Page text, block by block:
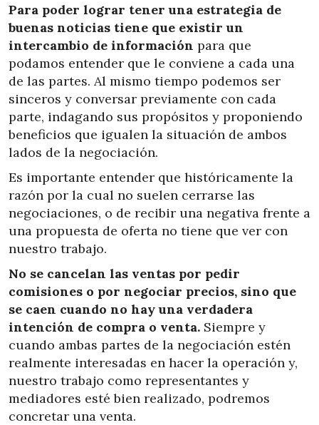
Para poder lograr tener una estrategia de
buenas noticias tiene que existir un
intercambio de información para que
podamos entender que le conviene a cada una
de las partes. Al mismo tiempo podemos ser
sinceros y conversar previamente con cada
parte, indagando sus propósitos y proponiendo
beneficios que igualen la situación de ambos
lados de la negociación.
Es importante entender que históricamente la
razón por la cual no suelen cerrarse las
negociaciones, o de recibir una negativa frente a
una propuesta de oferta no tiene que ver con
nuestro trabajo.
No se cancelan las ventas por pedir
comisiones o por negociar precios, sino que
se caen cuando no hay una verdadera
intención de compra o venta. Siempre y
cuando ambas partes de la negociación estén
realmente interesadas en hacer la operación y,
nuestro trabajo como representantes y
mediadores esté bien realizado, podremos
concretar una venta.